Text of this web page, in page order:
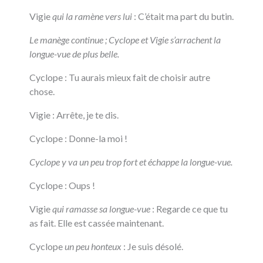
Vigiequi la ramène vers lui : C’était ma part du butin.
Le manège continue ; Cyclope et Vigie s’arrachent la
longue-vue de plus belle.
Cyclope : Tu aurais mieux fait de choisir autre
chose.
Vigie : Arrête, je te dis.
Cyclope : Donne-la moi !
Cyclope y va un peu trop fort et échappe la longue-vue.
Cyclope : Oups !
Vigiequi ramasse sa longue-vue : Regarde ce que tu
as fait. Elle est cassée maintenant.
Cyclopeun peu honteux : Je suis désolé.